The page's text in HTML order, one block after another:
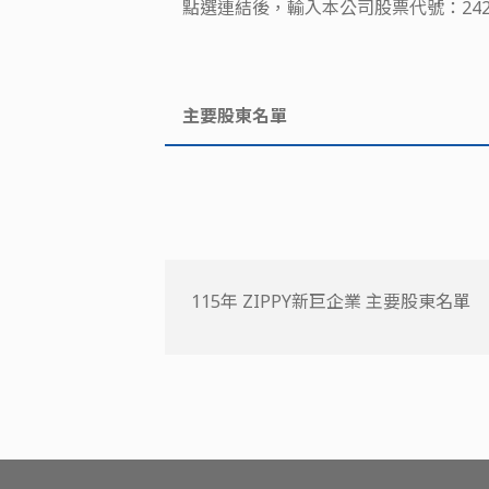
點選連結後，輸入本公司股票代號：
主要股東名單
115年 ZIPPY新巨企業 主要股東名單